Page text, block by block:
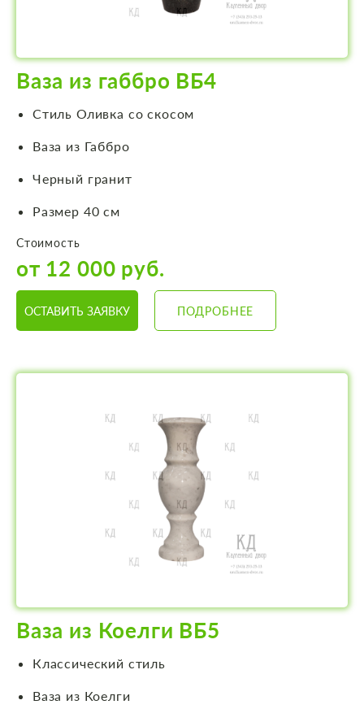
Ваза из габбро ВБ4
Стиль Оливка со скосом
Ваза из Габбро
Черный гранит
Размер 40 см
Стоимость
от 12 000 руб.
ОСТАВИТЬ ЗАЯВКУ ПОДРОБНЕЕ
Ваза из Коелги ВБ5
Классический стиль
Ваза из Коелги